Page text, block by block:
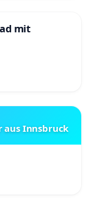
mit
aus Innsbruck